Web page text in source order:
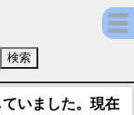
優：北見六花)
いました。現在